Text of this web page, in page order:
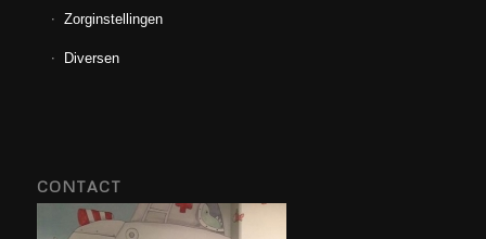
Zorginstellingen
Diversen
CONTACT